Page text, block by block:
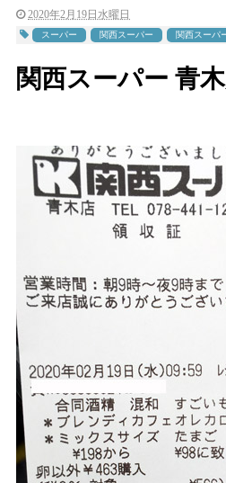
2020年2月19日水曜日
スーパー 関西スーパー 関西スーパ
関西スーパー 青